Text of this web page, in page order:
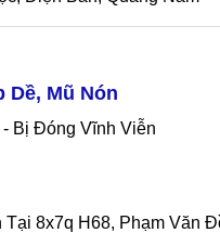
Mũ Nón
- Bị Đóng Vĩnh Viễn
8x7q H68, Phạm Văn